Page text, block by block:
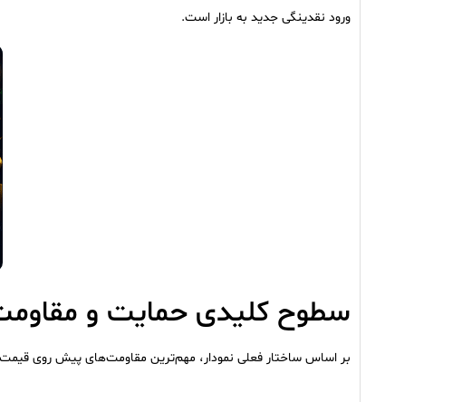
ورود نقدینگی جدید به بازار است.
سطوح کلیدی حمایت و
بر اساس ساختار فعلی نمودار، مهم‌ترین مقاومت‌های پیش روی